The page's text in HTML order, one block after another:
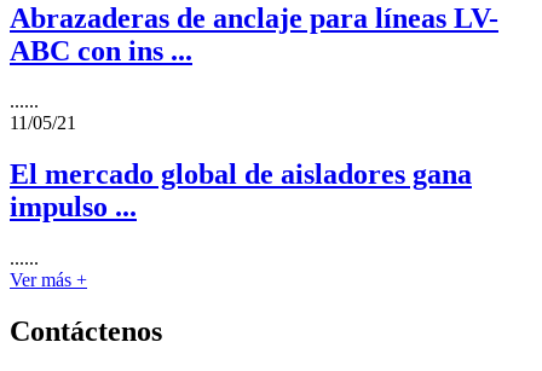
Abrazaderas de anclaje para líneas LV-
ABC con ins ...
......
11/05/21
El mercado global de aisladores gana
impulso ...
......
Ver más +
Contáctenos